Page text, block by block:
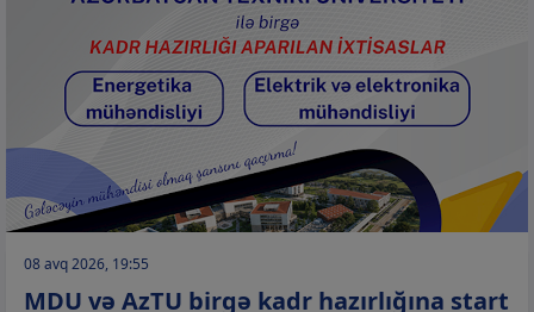
08 avq 2026, 19:55
MDU və AzTU birgə kadr hazırlığına start